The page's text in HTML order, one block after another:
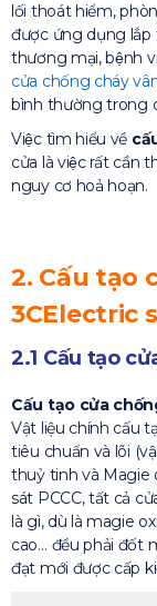
lối thoát hiểm,
được ứng dụng lắp
thương mại, bệnh
cửa chống cháy
bình thường trong
Việc tìm hiểu về
cửa là việc rất cần
nguy cơ hoả hoạn.
2. Cấu tạo
3CElectric
2.1 Cấu tạo
Cấu tạo cửa
Vật liệu chính cấu
tiêu chuẩn và lõi
thuỷ tinh và Magie
sát PCCC, tất cả
là gì, dù là magie
cao… đều phải đốt
đạt mới được cấp